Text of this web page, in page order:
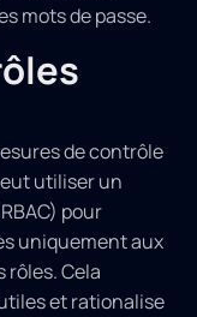
mots de passe.
de contrôle
utiliser un
pour
uniquement aux
Cela
et rationalise